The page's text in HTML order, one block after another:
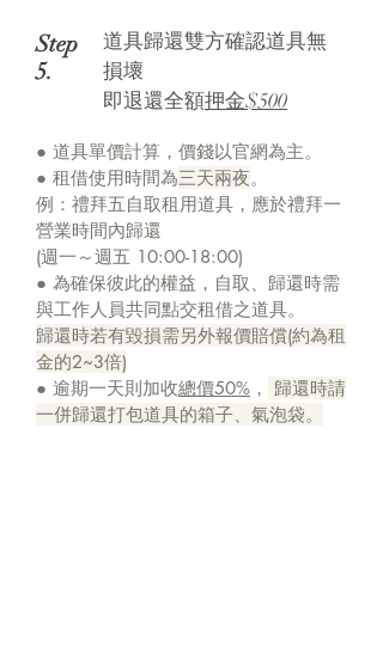
Step
5.
道具歸還雙方確認道具無
損壞
即退還全額押金$500
● 道具單價計算，價錢以官網為主。
● 租借使用時間為三天兩夜。
例：禮拜五自取租用道具，應於禮拜一
營業時間內歸還
​(週一～週五 10:00-18:00)
● 為確保彼此的權益，自取、歸還時需
與工作人員共同點交租借之道具。
歸還時若有毀損需另外報價賠償(約為租
金的2~3倍)
● 逾期一天則加收總價50% ，
歸還時請
一併歸還打包道具的箱子、氣泡袋。